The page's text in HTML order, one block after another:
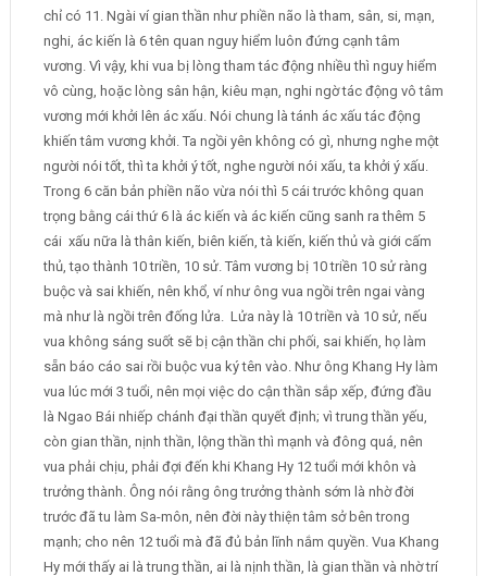
chỉ có 11. Ngài ví gian thần như phiền não là tham, sân, si, mạn,
nghi, ác kiến là 6 tên quan nguy hiểm luôn đứng cạnh tâm
vương. Vì vậy, khi vua bị lòng tham tác động nhiều thì nguy hiểm
vô cùng, hoặc lòng sân hận, kiêu mạn, nghi ngờ tác động vô tâm
vương mới khởi lên ác xấu. Nói chung là tánh ác xấu tác động
khiến tâm vương khởi. Ta ngồi yên không có gì, nhưng nghe một
người nói tốt, thì ta khởi ý tốt, nghe người nói xấu, ta khởi ý xấu.
Trong 6 căn bản phiền não vừa nói thì 5 cái trước không quan
trọng bằng cái thứ 6 là ác kiến và ác kiến cũng sanh ra thêm 5
cái xấu nữa là thân kiến, biên kiến, tà kiến, kiến thủ và giới cấm
thủ, tạo thành 10 triền, 10 sử. Tâm vương bị 10 triền 10 sử ràng
buộc và sai khiến, nên khổ, ví như ông vua ngồi trên ngai vàng
mà như là ngồi trên đống lửa. Lửa này là 10 triền và 10 sử, nếu
vua không sáng suốt sẽ bị cận thần chi phối, sai khiến, họ làm
sẵn báo cáo sai rồi buộc vua ký tên vào. Như ông Khang Hy làm
vua lúc mới 3 tuổi, nên mọi việc do cận thần sắp xếp, đứng đầu
là Ngao Bái nhiếp chánh đại thần quyết định; vì trung thần yếu,
còn gian thần, nịnh thần, lộng thần thì mạnh và đông quá, nên
vua phải chịu, phải đợi đến khi Khang Hy 12 tuổi mới khôn và
trưởng thành. Ông nói rằng ông trưởng thành sớm là nhờ đời
trước đã tu làm Sa-môn, nên đời này thiện tâm sở bên trong
mạnh; cho nên 12 tuổi mà đã đủ bản lĩnh nắm quyền. Vua Khang
Hy mới thấy ai là trung thần, ai là nịnh thần, là gian thần và nhờ trí